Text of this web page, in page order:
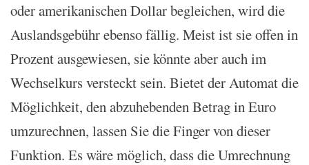
oder amerikanischen Dollar begleichen, wird die
Auslandsgebühr ebenso fällig. Meist ist sie offen in
Prozent ausgewiesen, sie könnte aber auch im
Wechselkurs versteckt sein. Bietet der Automat die
Möglichkeit, den abzuhebenden Betrag in Euro
umzurechnen, lassen Sie die Finger von dieser
Funktion. Es wäre möglich, dass die Umrechnung